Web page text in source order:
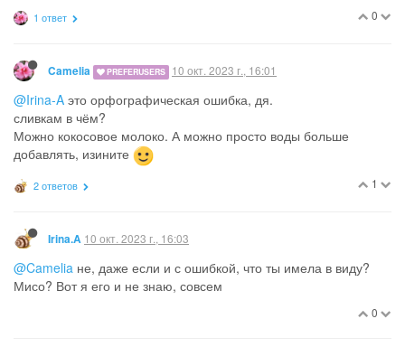
0
1 ответ
Camelia PREFERUSERS 10 окт. 2023 г., 16:01
@Irina-A это орфографическая ошибка, дя.
сливкам в чём?
Можно кокосовое молоко. А можно просто воды больше
добавлять, изините
1
2 ответов
Irina.A 10 окт. 2023 г., 16:03
@Camelia не, даже если и с ошибкой, что ты имела в виду?
Мисо? Вот я его и не знаю, совсем
0